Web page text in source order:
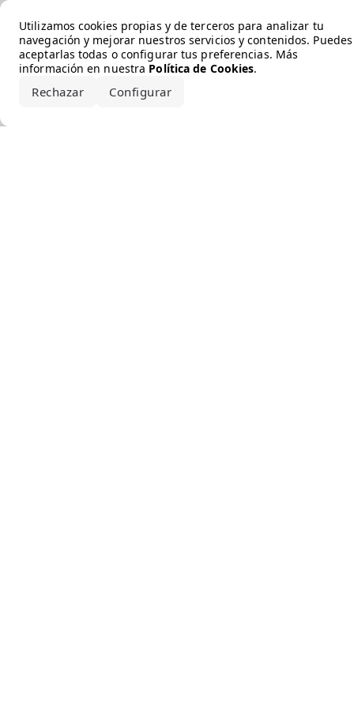
Utilizamos cookies propias y de terceros para analizar tu
navegación y mejorar nuestros servicios y contenidos. Puedes
aceptarlas todas o configurar tus preferencias. Más
información en nuestra Política de Cookies.
Rechazar Configurar
Error loading the brand